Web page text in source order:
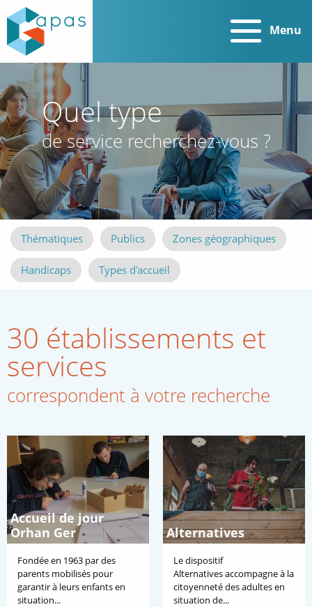
Menu
Quel type
de service recherchez-vous ?
Thématiques Publics Zones géographiques
Handicaps Types d'accueil
30 établissements et
services
correspondent à votre recherche
Accueil de jour
Orhan Ger
Fondée en 1963 par des
parents mobilisés pour
garantir à leurs enfants en
situation...
Alternatives
Le dispositif
Alternatives accompagne à la
citoyenneté des adultes en
situation de...